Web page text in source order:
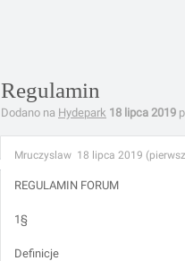
Regulamin
Dodano na Hydepark 18 lipca 2019
Mruczyslaw 18 lipca 2019
REGULAMIN FORUM
1§
Definicje